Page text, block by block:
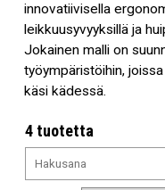
innovatiivisella
leikkuusyvyyksillä ja
Jokainen malli on
työympäristöihin,
käsi kädessä.
4 tuotetta